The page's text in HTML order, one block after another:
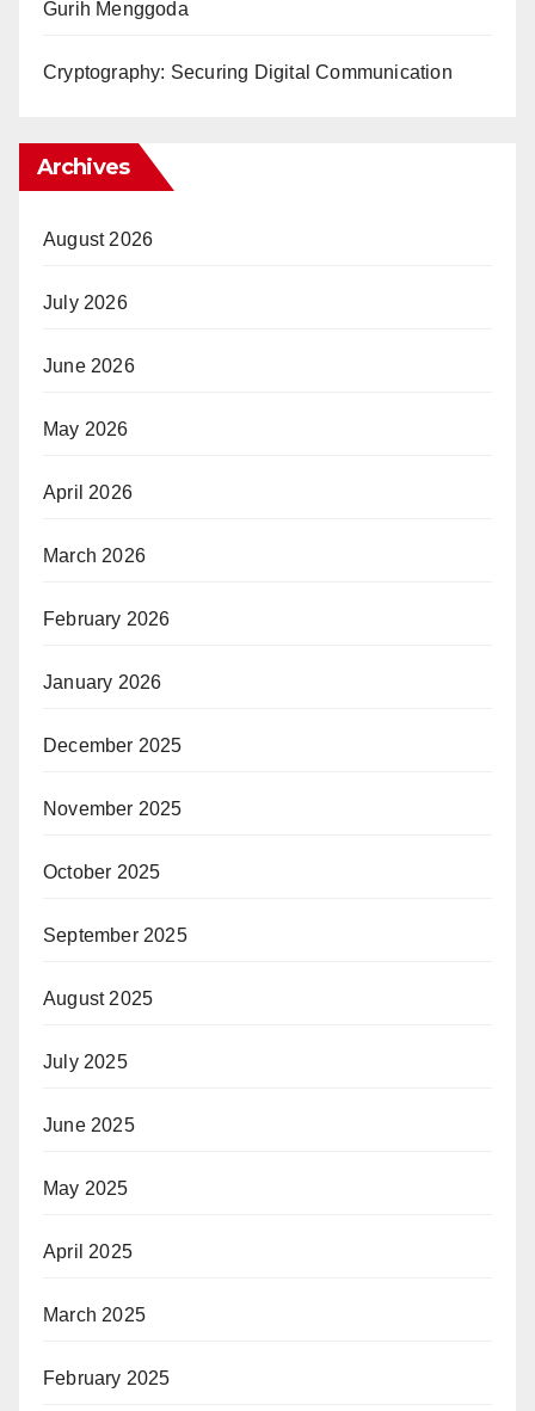
Gurih Menggoda
Cryptography: Securing Digital Communication
Archives
August 2026
July 2026
June 2026
May 2026
April 2026
March 2026
February 2026
January 2026
December 2025
November 2025
October 2025
September 2025
August 2025
July 2025
June 2025
May 2025
April 2025
March 2025
February 2025